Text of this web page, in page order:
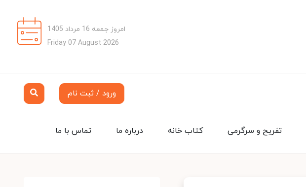
امروز جمعه 16 مرداد 1405
Friday 07 August 2026
ورود / ثبت نام
تماس با ما درباره ما کتاب خانه تفریح و سرگرمی